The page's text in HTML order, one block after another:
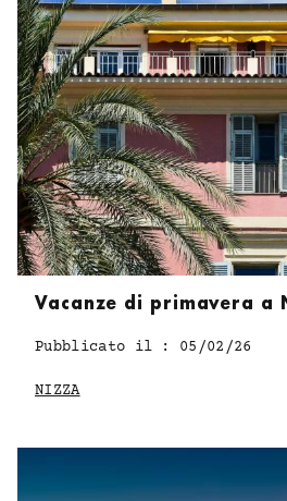
HOME
CAMERE & SUITE
FAQ
Vacanze di primavera a
Pubblicato il : 05/02/26
NIZZA